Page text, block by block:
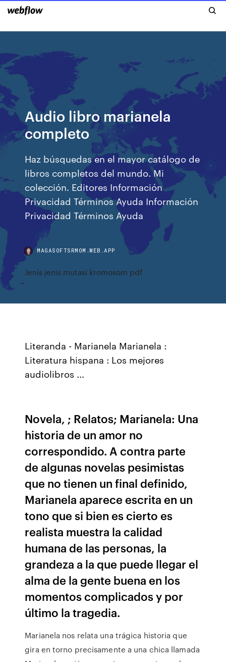
Audio libro marianela
completo
Haz búsquedas en el mayor catálogo de
libros completos del mundo. Mi
colección. Editores Información
Privacidad Términos Ayuda Información
Privacidad Términos Ayuda
MAGASOFTSRMOM.WEB.APP
Jenis jenis mutasi kromosom pdf
Literanda - Marianela Marianela :
Literatura hispana : Los mejores
audiolibros ...
Novela, ; Relatos; Marianela: Una
historia de un amor no
correspondido. A contra parte
de algunas novelas pesimistas
que no tienen un final definido,
Marianela aparece escrita en un
tono que si bien es cierto es
realista muestra la calidad
humana de las personas, la
grandeza a la que puede llegar el
alma de la gente buena en los
momentos complicados y por
último la tragedia.
Marianela nos relata una trágica historia que
gira en torno precisamente a una chica llamada